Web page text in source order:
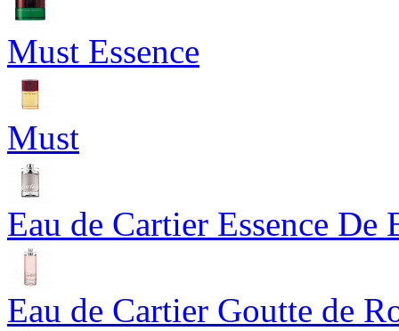
Must Essence
Must
Eau de Cartier Essence De
Eau de Cartier Goutte de